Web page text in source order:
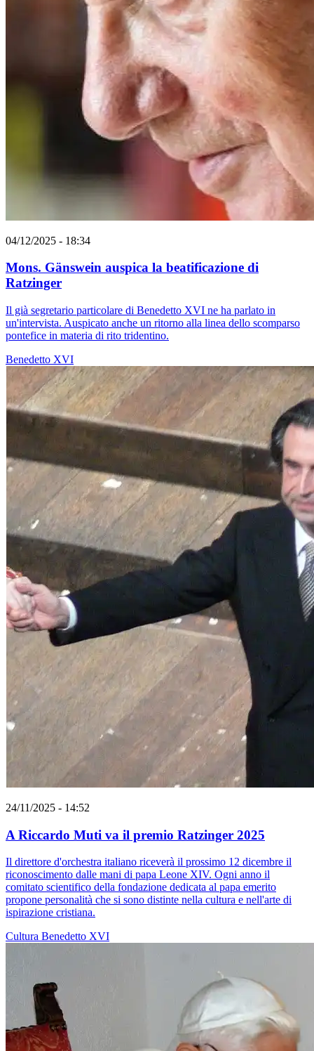
04/12/2025 - 18:34
Mons. Gänswein auspica la beatificazione di
Ratzinger
Il già segretario particolare di Benedetto XVI ne ha parlato in
un'intervista. Auspicato anche un ritorno alla linea dello scomparso
pontefice in materia di rito tridentino.
Benedetto XVI
24/11/2025 - 14:52
A Riccardo Muti va il premio Ratzinger 2025
Il direttore d'orchestra italiano riceverà il prossimo 12 dicembre il
riconoscimento dalle mani di papa Leone XIV. Ogni anno il
comitato scientifico della fondazione dedicata al papa emerito
propone personalità che si sono distinte nella cultura e nell'arte di
ispirazione cristiana.
Cultura Benedetto XVI